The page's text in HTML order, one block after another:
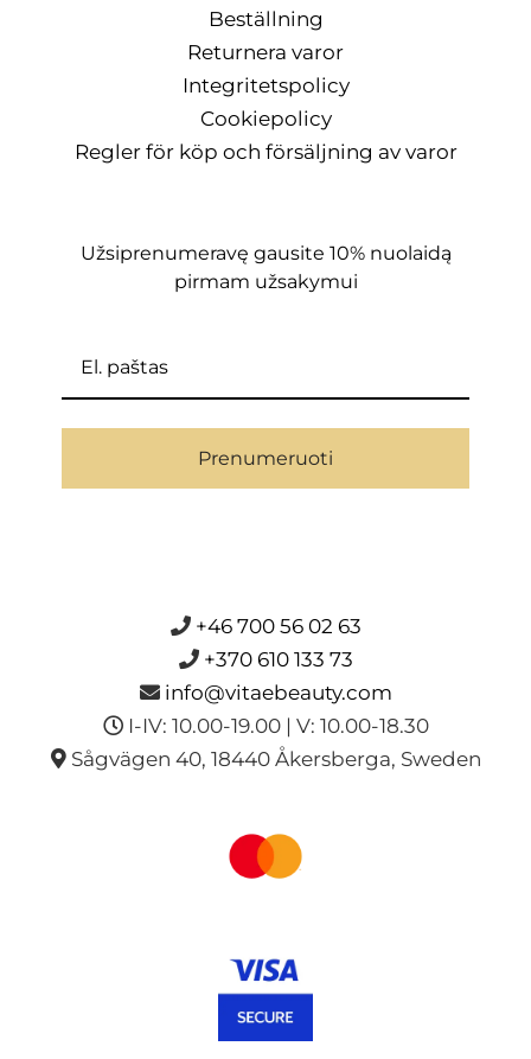
Beställning
Returnera varor
Integritetspolicy
Cookiepolicy
Regler för köp och försäljning av varor
Užsiprenumeravę gausite 10% nuolaidą
pirmam užsakymui
Prenumeruoti
+46 700 56 02 63
+370 610 133 73
info@vitaebeauty.com
I-IV: 10.00-19.00 | V: 10.00-18.30
Sågvägen 40, 18440 Åkersberga, Sweden